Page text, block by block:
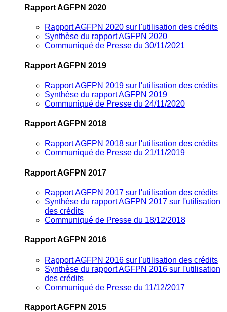
Rapport AGFPN 2020
Rapport AGFPN 2020 sur l'utilisation des crédits
Synthèse du rapport AGFPN 2020
Communiqué de Presse du 30/11/2021
Rapport AGFPN 2019
Rapport AGFPN 2019 sur l'utilisation des crédits
Synthèse du rapport AGFPN 2019
Communiqué de Presse du 24/11/2020
Rapport AGFPN 2018
Rapport AGFPN 2018 sur l'utilisation des crédits
Communiqué de Presse du 21/11/2019
Rapport AGFPN 2017
Rapport AGFPN 2017 sur l'utilisation des crédits
Synthèse du rapport AGFPN 2017 sur l'utilisation
des crédits
Communiqué de Presse du 18/12/2018
Rapport AGFPN 2016
Rapport AGFPN 2016 sur l'utilisation des crédits
Synthèse du rapport AGFPN 2016 sur l'utilisation
des crédits
Communiqué de Presse du 11/12/2017
Rapport AGFPN 2015